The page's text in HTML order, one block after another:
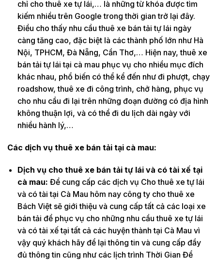
chỉ cho thuê xe tự lái,… là những từ khóa được tìm
kiếm nhiều trên Google trong thời gian trở lại đây.
Điều cho thấy nhu cầu thuê xe bán tải tự lái ngày
càng tăng cao, đặc biệt là các thành phố lớn như Hà
Nội, TPHCM, Đà Nẵng, Cần Thơ,… Hiện nay, thuê xe
bán tải tự lái tại cà mau phục vụ cho nhiều mục đích
khác nhau, phổ biến có thể kể đến như đi phượt, chạy
roadshow, thuê xe đi công trình, chở hàng, phục vụ
cho nhu cầu đi lại trên những đoạn đường có địa hình
không thuận lợi, và có thể đi du lịch dài ngày với
nhiều hành lý,…
Các dịch vụ thuê xe bán tải tại cà mau:
Dịch vụ cho thuê xe bán tải tự lái và có tài xế tại
cà mau: Để cung cấp các dịch vụ Cho thuê xe tự lái
và có tài tại Cà Mau hôm nay công ty cho thuê xe
Bách Việt sẽ giới thiệu và cung cấp tất cả các loại xe
bán tải để phục vụ cho những nhu cầu thuê xe tự lái
và có tài xế tại tất cả các huyện thành tại Cà Mau vì
vậy quý khách hãy để lại thông tin và cung cấp đầy
đủ thông tin cũng như các lịch trình Thời Gian Để